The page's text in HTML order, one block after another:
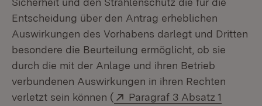
Entscheidung über den Antrag erheblichen
Auswirkungen des Vorhabens darlegt und Dritten
besondere die Beurteilung ermöglicht, ob sie
durch die mit der Anlage und ihren Betrieb
verbundenen Auswirkungen in ihren Rechten
verletzt sein können (
Extern:
Paragraf 3 Absatz 1